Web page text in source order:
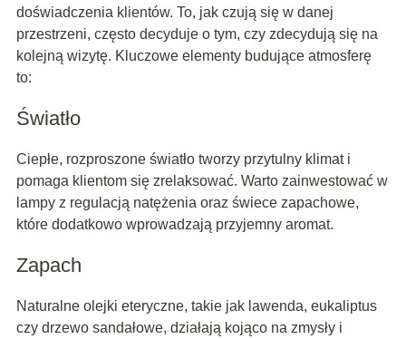
doświadczenia klientów. To, jak czują się w danej
przestrzeni, często decyduje o tym, czy zdecydują się na
kolejną wizytę. Kluczowe elementy budujące atmosferę
to:
Światło
Ciepłe, rozproszone światło tworzy przytulny klimat i
pomaga klientom się zrelaksować. Warto zainwestować w
lampy z regulacją natężenia oraz świece zapachowe,
które dodatkowo wprowadzają przyjemny aromat.
Zapach
Naturalne olejki eteryczne, takie jak lawenda, eukaliptus
czy drzewo sandałowe, działają kojąco na zmysły i